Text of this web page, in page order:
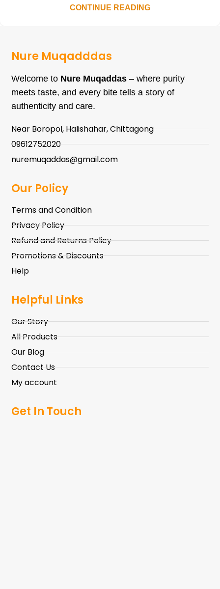
CONTINUE READING
Nure Muqadddas
Welcome to Nure Muqaddas – where purity
meets taste, and every bite tells a story of
authenticity and care.
Near Boropol, Halishahar, Chittagong
09612752020
nuremuqaddas@gmail.com
Our Policy
Terms and Condition
Privacy Policy
Refund and Returns Policy
Promotions & Discounts
Help
Helpful Links
Our Story
All Products
Our Blog
Contact Us
My account
Get In Touch